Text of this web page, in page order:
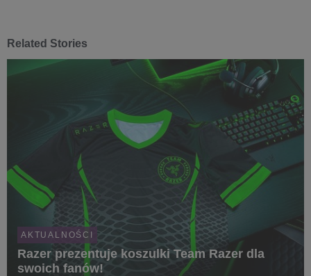
Related Stories
AKTUALNOŚCI
Razer prezentuje koszulki Team Razer dla
swoich fanów!